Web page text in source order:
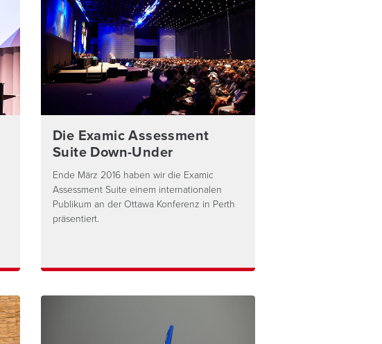
Die Examic Assessment
Suite Down-Under
Ende März 2016 haben wir die Examic
Assessment Suite einem internationalen
Publikum an der Ottawa Konferenz in Perth
präsentiert.